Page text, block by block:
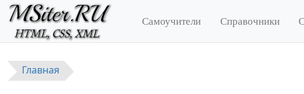
Перейти к основному содержанию
Самоучители Справочники
Главная